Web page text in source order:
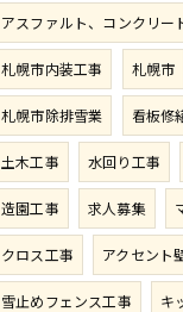
アスファルト、コンクリー
札幌市内装工事 札幌市
札幌市除排雪業 看板修
土木工事 水回り工事
造園工事 求人募集
クロス工事 アクセント
雪止めフェンス工事 キ